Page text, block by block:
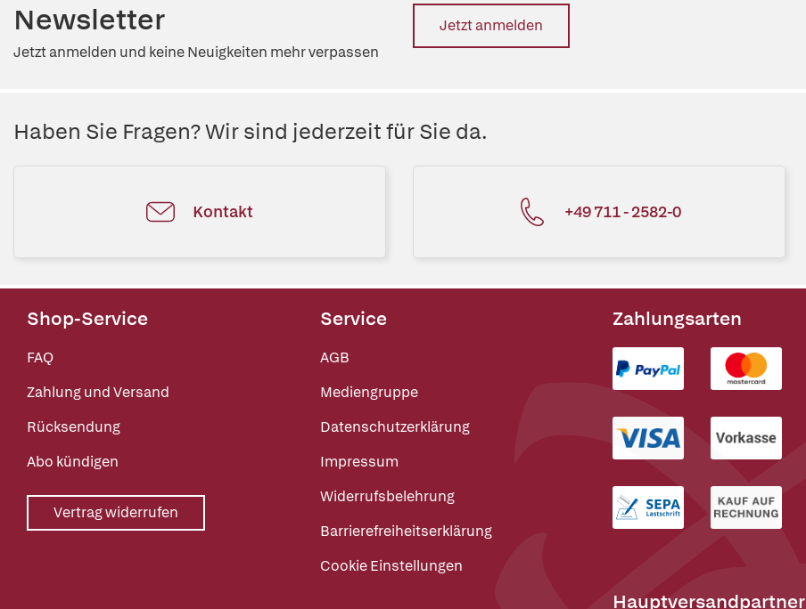
Newsletter
Jetzt anmelden und keine Neuigkeiten mehr verpassen
Jetzt anmelden
Haben Sie Fragen? Wir sind jederzeit für Sie da.
Kontakt +49 711 - 2582-0
Shop-Service
FAQ
Zahlung und Versand
Rücksendung
Abo kündigen
Vertrag widerrufen
Service
AGB
Mediengruppe
Datenschutzerklärung
Impressum
Widerrufsbelehrung
Barrierefreiheitserklärung
Cookie Einstellungen
Zahlungsarten
Hauptversandpartner